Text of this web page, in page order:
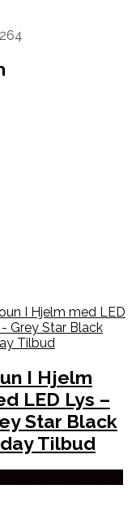
I Hjelm
LED Lys –
Star Black
Tilbud